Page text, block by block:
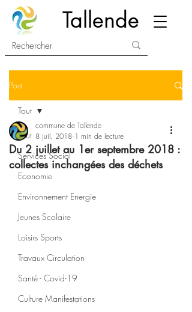
Tallende
Post
Tout
Services Social
Economie
Environnement Energie
Jeunes Scolaire
Loisirs Sports
Travaux Circulation
Santé - Covid-19
Culture Manifestations
Tout
Du 2 juillet au 1er septembre 2018 :
collectes inchangées des déchets
commune de Tallende
8 juil. 2018 1 min de lecture